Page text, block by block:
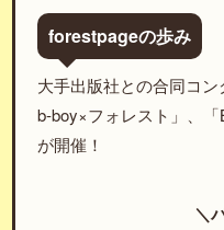
forestpageの歩み
大手出版社との合同コ
b-boy×フォレスト」、
が開催！
＼